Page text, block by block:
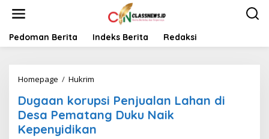
t
Pedoman Berita Indeks Berita Redaksi
Homepage / Hukrim
g
a
a
n
Dugaan korupsi Penjualan Lahan di
Desa Pematang Duku Naik
Kepenyidikan